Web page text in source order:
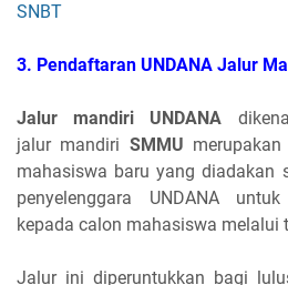
SNBT
3. Pendaftaran UNDANA Jalur
Jalur mandiri UNDANA
jalur mandiri SMMU
mahasiswa baru yang diadakan
penyelenggara UNDANA
kepada calon mahasiswa melalui
Jalur ini diperuntukkan bagi